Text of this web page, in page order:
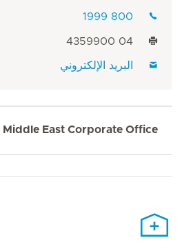
800 1999
04 4359900
البريد الإلكتروني
Middle East Corporate Office